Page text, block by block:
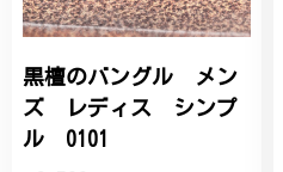
黒檀のバングル メン
ズ レディス シンプ
ル 0101